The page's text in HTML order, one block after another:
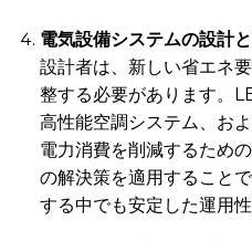
電気設備システムの設計
設計者は、新しい省エネ
整する必要があります。
高性能空調システム、お
電力消費を削減するため
の解決策を適用すること
する中でも安定した運用